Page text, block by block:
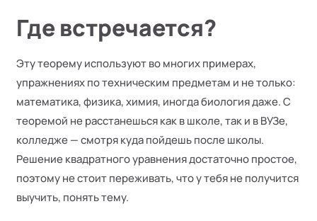
Где встречается?
Эту теорему используют во многих примерах,
упражнениях по техническим предметам и не только:
математика, физика, химия, иногда биология даже. С
теоремой не расстанешься как в школе, так и в ВУЗе,
колледже — смотря куда пойдешь после школы.
Решение квадратного уравнения достаточно простое,
поэтому не стоит переживать, что у тебя не получится
выучить, понять тему.